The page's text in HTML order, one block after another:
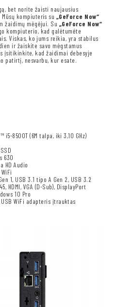
bet norite žaisti naujausius
kompiuteris su „GeForce Now“
žaidimų mėgėjui. Su „GeForce Now“
kompiuterio, kad galėtumėte
Viskas, ko jums reikia, yra stabilus
ir žaiskite savo mėgstamus
įsitikinkite, kad žaidimai debesyje
patirtį, nesvarbu, kur esate.
i5-8500T (6M talpa, iki 3,10 GHz)
630
HD Audio
1, USB 3.1 tipo A Gen 2, USB 3.2
HDMI, VGA (D-Sub), DisplayPort
10 Pro
USB WiFi adapteris įtrauktas